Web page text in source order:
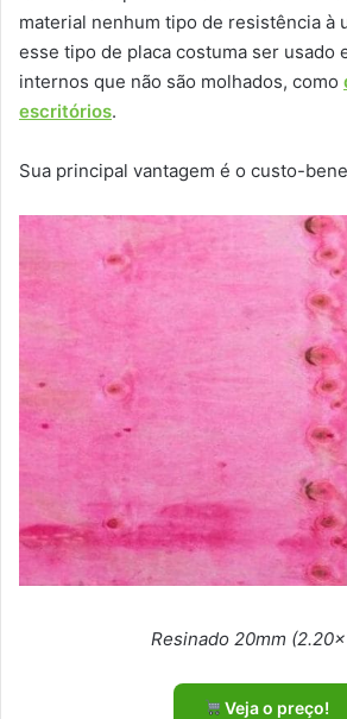
material nenhum tipo de resistência à
esse tipo de placa costuma ser usado
internos que não são molhados, como
escritórios.
Sua principal vantagem é o custo-
Resinado 20mm
Veja o preço!